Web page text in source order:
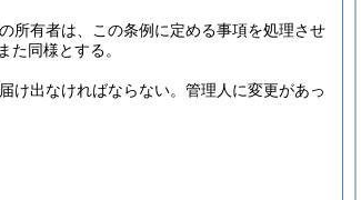
所有者は、この条例に定める事項を処理させ
た同様とする。
け出なければならない。 管理人に変更があっ